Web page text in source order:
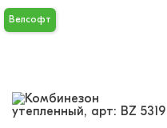
Велсофт